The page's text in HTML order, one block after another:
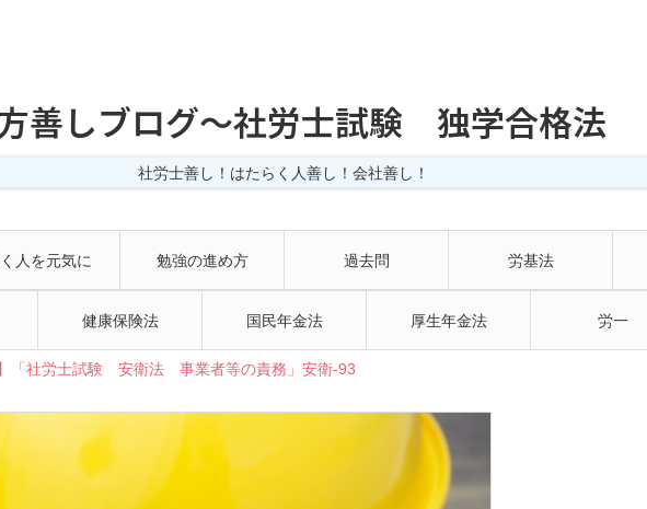
善しブログ〜社労士試験 独学合格法
社労士善し！はたらく人善し！会社善し！
人を元気に 勉強の進め方 過去問 労基法
健康保険法 国民年金法 厚生年金法 労一
】「社労士試験 安衛法 事業者等の責務」安衛-93